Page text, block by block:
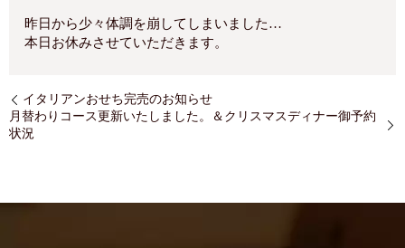
昨日から少々体調を崩してしまいました…
本日お休みさせていただきます。
イタリアンおせち完売のお知らせ
月替わりコース更新いたしました。＆クリスマスディナー御予約
状況